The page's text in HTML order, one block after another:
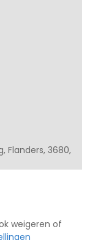
Flanders, 3680,
weigeren of